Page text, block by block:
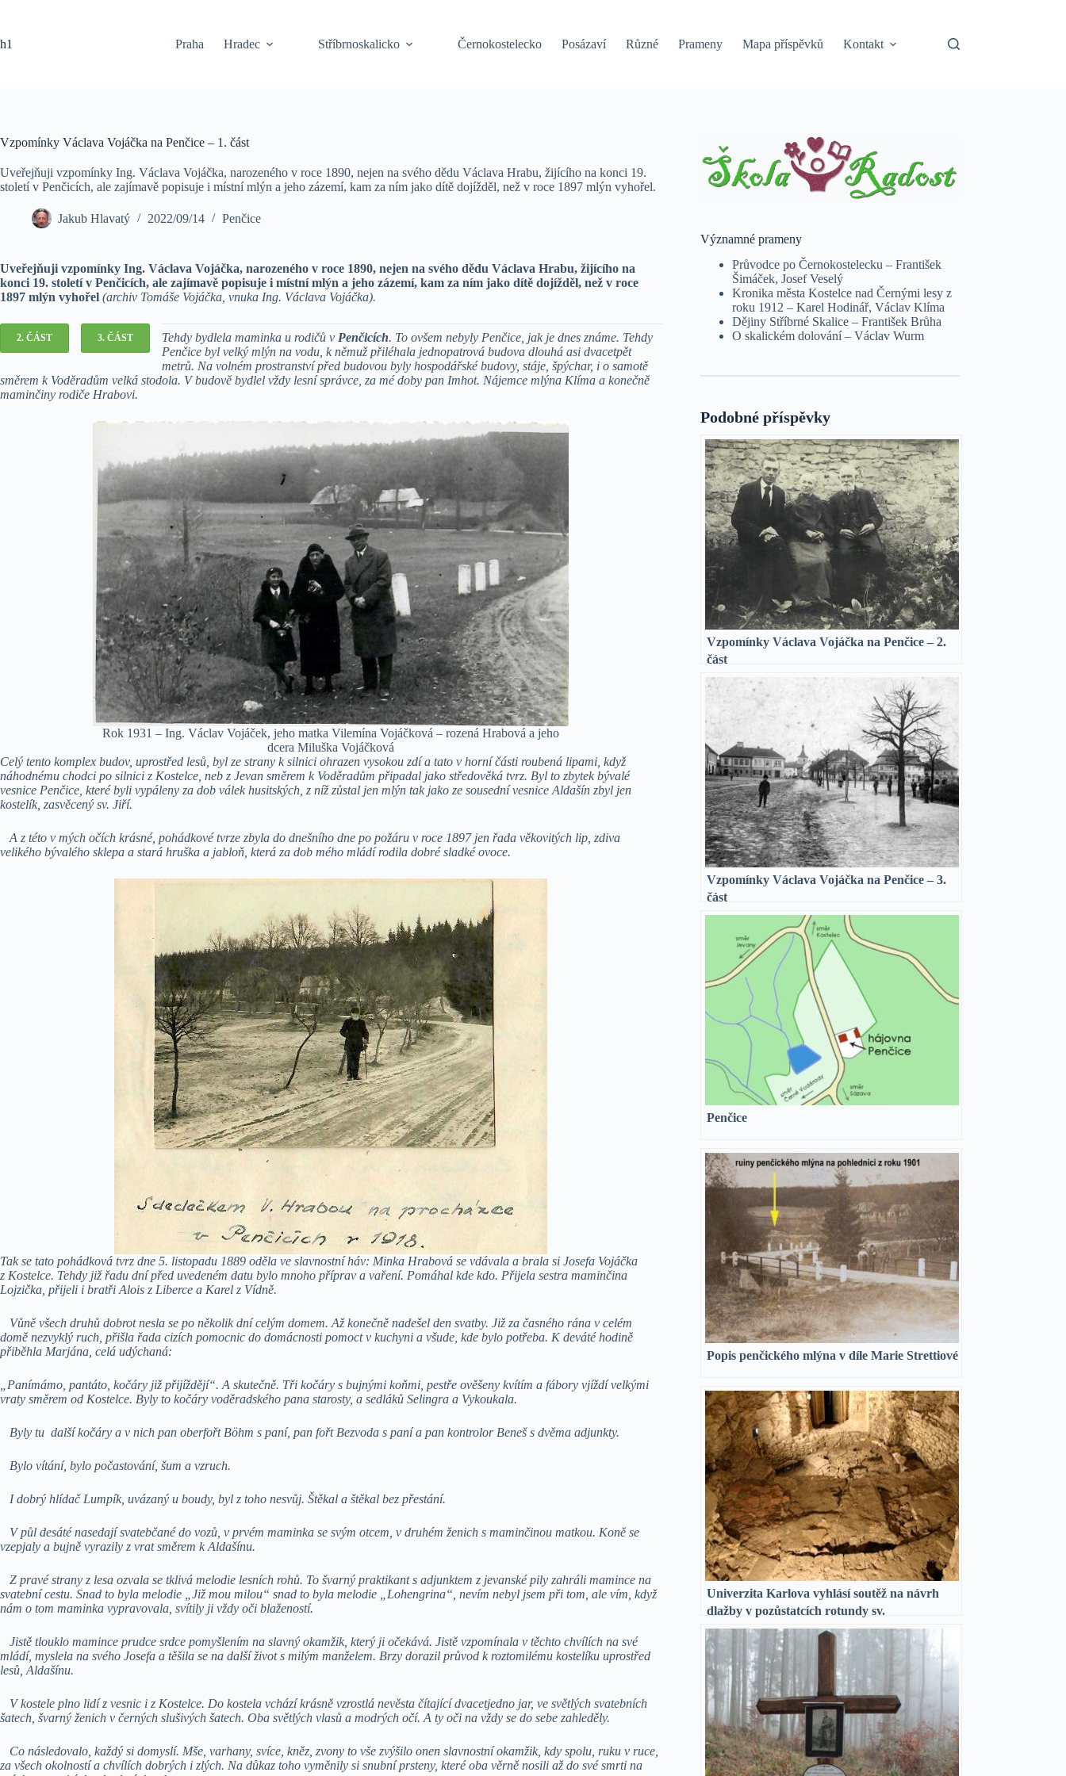
h1 Praha Hradec Stříbrnoskalicko Černokostelecko Posázaví Různé Prameny Mapa příspěvků Kontakt
Vzpomínky Václava Vojáčka na Penčice – 1. část
Uveřejňuji vzpomínky Ing. Václava Vojáčka, narozeného v roce 1890, nejen na svého dědu Václava Hrabu, žijícího na konci 19.
století v Penčicích, ale zajímavě popisuje i místní mlýn a jeho zázemí, kam za ním jako dítě dojížděl, než v roce 1897 mlýn vyhořel.
Jakub Hlavatý 2022/09/14 Penčice
Uveřejňuji vzpomínky Ing. Václava Vojáčka, narozeného v roce 1890, nejen na svého dědu Václava Hrabu, žijícího na
konci 19. století v Penčicích, ale zajímavě popisuje i místní mlýn a jeho zázemí, kam za ním jako dítě dojížděl, než v roce
1897 mlýn vyhořel (archiv Tomáše Vojáčka, vnuka Ing. Václava Vojáčka).
2. ČÁST 3. ČÁST Tehdy bydlela maminka u rodičů v Penčicích. To ovšem nebyly Penčice, jak je dnes známe. Tehdy
Penčice byl velký mlýn na vodu, k němuž přiléhala jednopatrová budova dlouhá asi dvacetpět
metrů. Na volném prostranství před budovou byly hospodářské budovy, stáje, špýchar, i o samotě
směrem k Voděradům velká stodola. V budově bydlel vždy lesní správce, za mé doby pan Imhot. Nájemce mlýna Klíma a konečně
maminčiny rodiče Hrabovi.
Rok 1931 – Ing. Václav Vojáček, jeho matka Vilemína Vojáčková – rozená Hrabová a jeho
dcera Miluška Vojáčková
Celý tento komplex budov, uprostřed lesů, byl ze strany k silnici ohrazen vysokou zdí a tato v horní části roubená lipami, když
náhodnému chodci po silnici z Kostelce, neb z Jevan směrem k Voděradům připadal jako středověká tvrz. Byl to zbytek bývalé
vesnice Penčice, které byli vypáleny za dob válek husitských, z níž zůstal jen mlýn tak jako ze sousední vesnice Aldašín zbyl jen
kostelík, zasvěcený sv. Jiří.
A z této v mých očích krásné, pohádkové tvrze zbyla do dnešního dne po požáru v roce 1897 jen řada věkovitých lip, zdiva
velikého bývalého sklepa a stará hruška a jabloň, která za dob mého mládí rodila dobré sladké ovoce.
Tak se tato pohádková tvrz dne 5. listopadu 1889 oděla ve slavnostní háv: Minka Hrabová se vdávala a brala si Josefa Vojáčka
z Kostelce. Tehdy již řadu dní před uvedeném datu bylo mnoho příprav a vaření. Pomáhal kde kdo. Přijela sestra maminčina
Lojzička, přijeli i bratři Alois z Liberce a Karel z Vídně.
Vůně všech druhů dobrot nesla se po několik dní celým domem. Až konečně nadešel den svatby. Již za časného rána v celém
domě nezvyklý ruch, přišla řada cizích pomocnic do domácnosti pomoct v kuchyni a všude, kde bylo potřeba. K deváté hodině
přiběhla Marjána, celá udýchaná:
„Panímámo, pantáto, kočáry již přijíždějí“. A skutečně. Tři kočáry s bujnými koňmi, pestře ověšeny kvítím a fábory vjíždí velkými
vraty směrem od Kostelce. Byly to kočáry voděradského pana starosty, a sedláků Selingra a Vykoukala.
Byly tu další kočáry a v nich pan oberfořt Böhm s paní, pan fořt Bezvoda s paní a pan kontrolor Beneš s dvěma adjunkty.
Bylo vítání, bylo počastování, šum a vzruch.
I dobrý hlídač Lumpík, uvázaný u boudy, byl z toho nesvůj. Štěkal a štěkal bez přestání.
V půl desáté nasedají svatebčané do vozů, v prvém maminka se svým otcem, v druhém ženich s maminčinou matkou. Koně se
vzepjaly a bujně vyrazily z vrat směrem k Aldašínu.
Z pravé strany z lesa ozvala se tklivá melodie lesních rohů. To švarný praktikant s adjunktem z jevanské pily zahráli mamince na
svatební cestu. Snad to byla melodie „Již mou milou“ snad to byla melodie „Lohengrina“, nevím nebyl jsem při tom, ale vím, když
nám o tom maminka vypravovala, svítily ji vždy oči blažeností.
Jistě tlouklo mamince prudce srdce pomyšlením na slavný okamžik, který ji očekává. Jistě vzpomínala v těchto chvílích na své
mládí, myslela na svého Josefa a těšila se na další život s milým manželem. Brzy dorazil průvod k roztomilému kostelíku uprostřed
lesů, Aldašínu.
V kostele plno lidí z vesnic i z Kostelce. Do kostela vchází krásně vzrostlá nevěsta čítající dvacetjedno jar, ve světlých svatebních
šatech, švarný ženich v černých slušivých šatech. Oba světlých vlasů a modrých očí. A ty oči na vždy se do sebe zahleděly.
Co následovalo, každý si domyslí. Mše, varhany, svíce, kněz, zvony to vše zvýšilo onen slavnostní okamžik, kdy spolu, ruku v ruce,
za všech okolností a chvílích dobrých i zlých. Na důkaz toho vyměnily si snubní prsteny, které oba věrně nosili až do své smrti na
Významné prameny
Průvodce po Černokostelecku – František
Šimáček, Josef Veselý
Kronika města Kostelce nad Černými lesy z
roku 1912 – Karel Hodinář, Václav Klíma
Dějiny Stříbrné Skalice – František Brůha
O skalickém dolování – Václav Wurm
Podobné příspěvky
Vzpomínky Václava Vojáčka na Penčice – 2.
část
Vzpomínky Václava Vojáčka na Penčice – 3.
část
Penčice
Popis penčického mlýna v díle Marie Strettiové
Univerzita Karlova vyhlásí soutěž na návrh
dlažby v pozůstatcích rotundy sv.
Václava| archiweb.cz